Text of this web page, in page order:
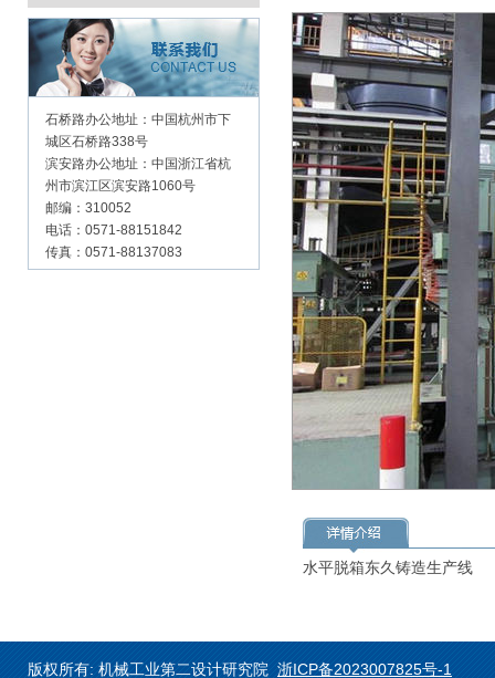
石桥路办公地址：中国杭州市下
城区石桥路338号
滨安路办公地址：中国浙江省杭
州市滨江区滨安路1060号
邮编：310052
电话：0571-88151842
传真：0571-88137083
水平脱箱东久铸造生产线
版权所有: 机械工业第二设计研究院 浙ICP备2023007825号-1